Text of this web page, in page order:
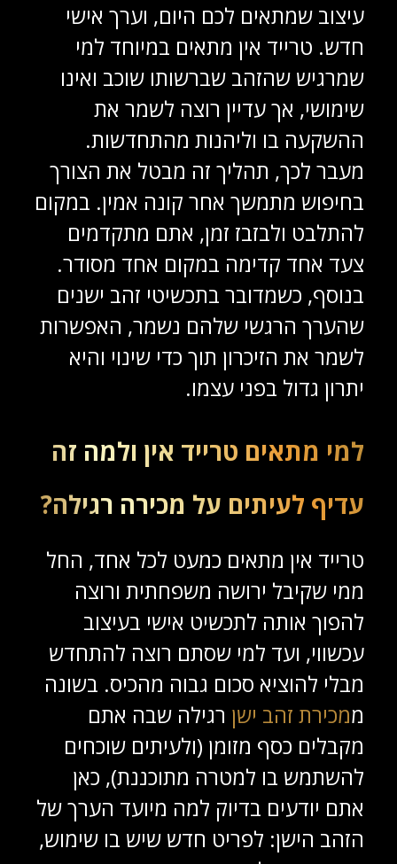
עיצוב שמתאים לכם היום, וערך אישי
חדש. טרייד אין מתאים במיוחד למי
שמרגיש שהזהב שברשותו שוכב ואינו
שימושי, אך עדיין רוצה לשמר את
ההשקעה בו וליהנות מהתחדשות.
מעבר לכך, תהליך זה מבטל את הצורך
בחיפוש מתמשך אחר קונה אמין. במקום
להתלבט ולבזבז זמן, אתם מתקדמים
צעד אחד קדימה במקום אחד מסודר.
בנוסף, כשמדובר בתכשיטי זהב ישנים
שהערך הרגשי שלהם נשמר, האפשרות
לשמר את הזיכרון תוך כדי שינוי והיא
יתרון גדול בפני עצמו.
למי מתאים טרייד אין ולמה זה
עדיף לעיתים על מכירה רגילה?
טרייד אין מתאים כמעט לכל אחד, החל
ממי שקיבל ירושה משפחתית ורוצה
להפוך אותה לתכשיט אישי בעיצוב
עכשווי, ועד למי שסתם רוצה להתחדש
מבלי להוציא סכום גבוה מהכיס. בשונה
ממכירת זהב ישן רגילה שבה אתם
מקבלים כסף מזומן (ולעיתים שוכחים
להשתמש בו למטרה מתוכננת), כאן
אתם יודעים בדיוק למה מיועד הערך של
הזהב הישן: לפריט חדש שיש בו שימוש,